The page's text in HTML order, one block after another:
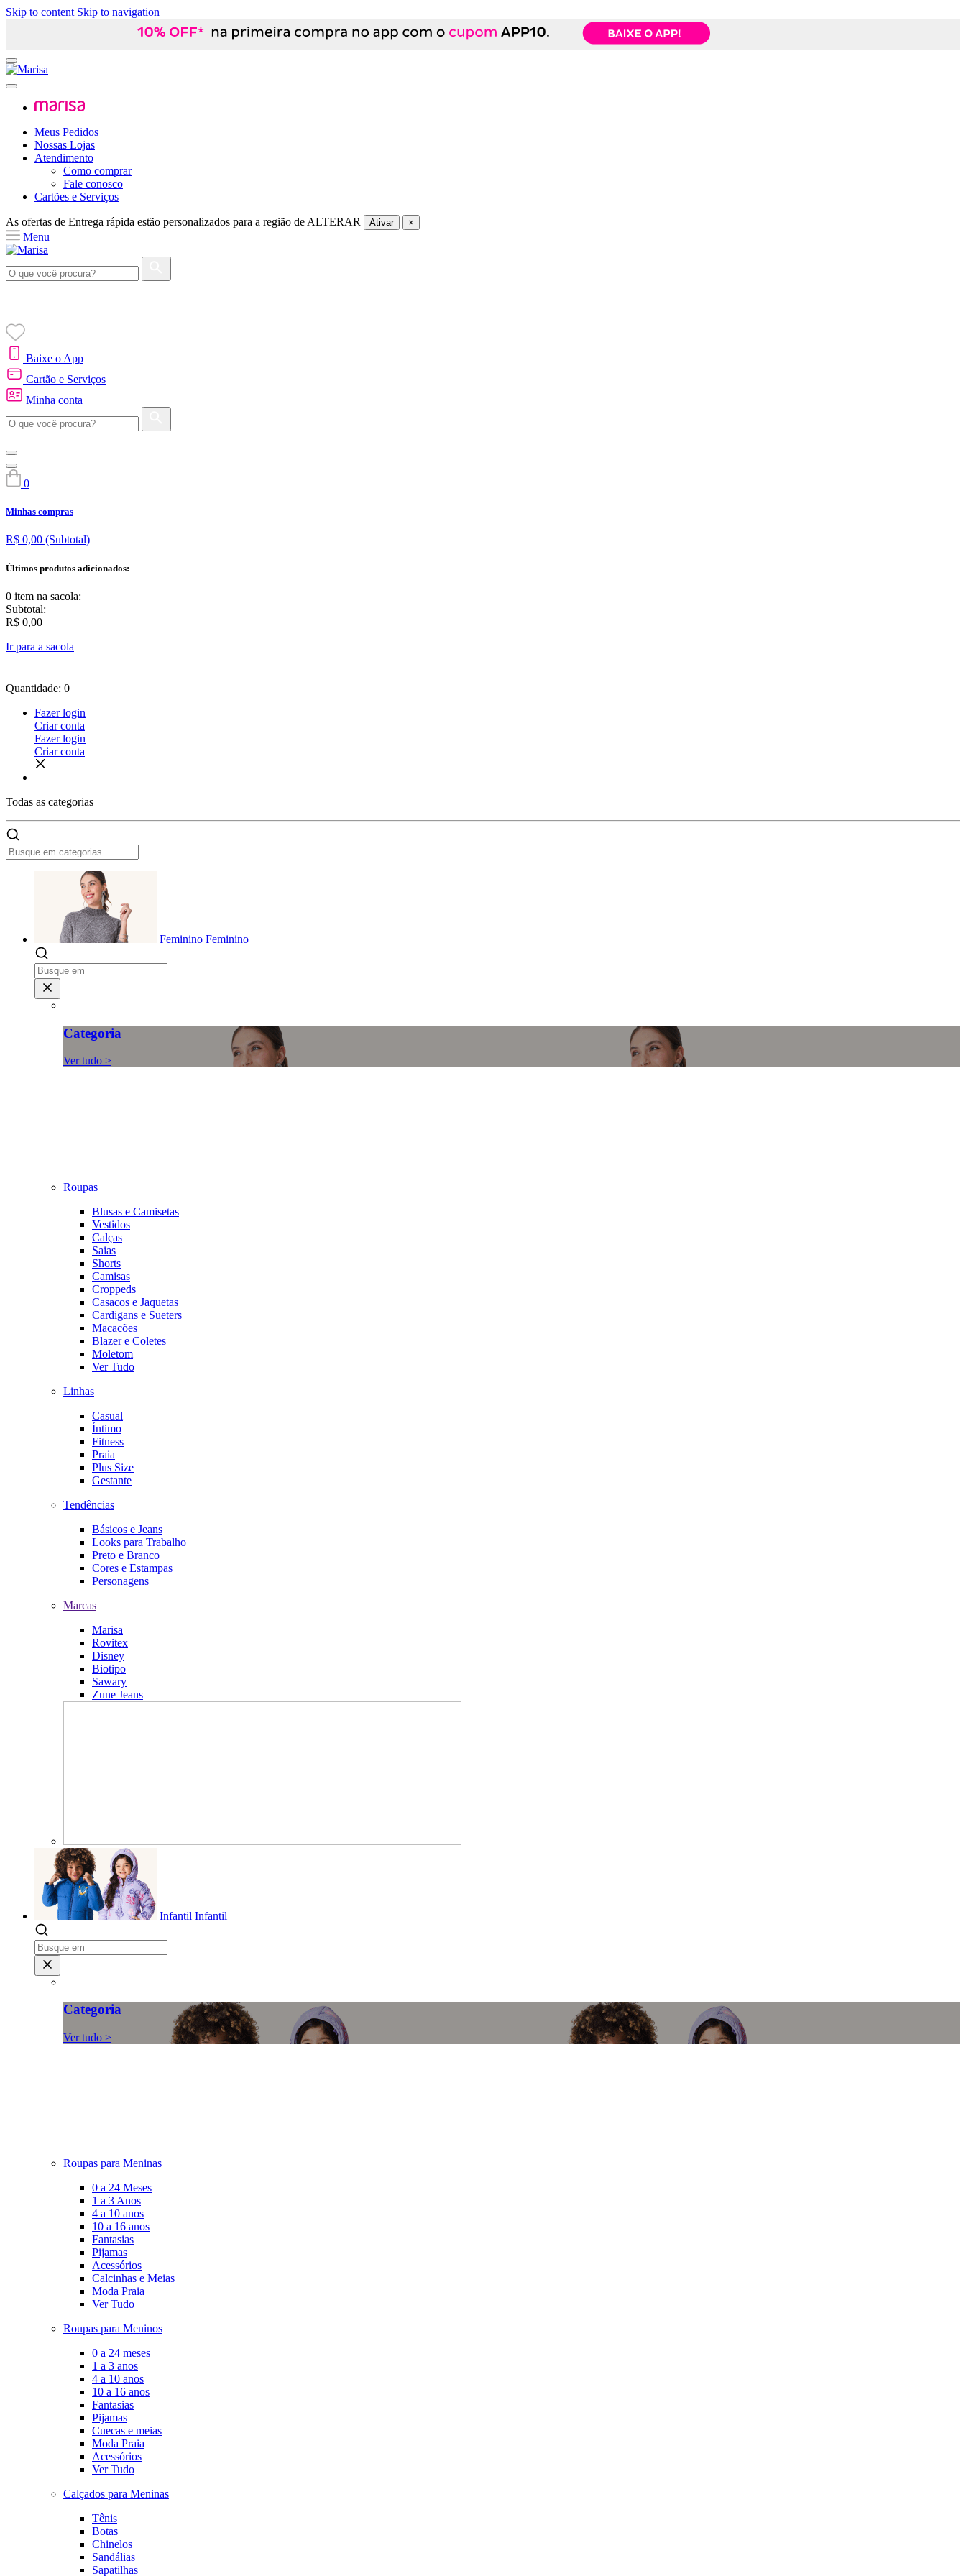
Skip to content Skip to navigation
Meus Pedidos
Nossas Lojas
Atendimento
Como comprar
Fale conosco
Cartões e Serviços
As ofertas de Entrega rápida estão personalizados para a região de ALTERAR Ativar ×
Menu
Baixe o App
Cartão e Serviços
Minha conta
0
Minhas compras
R$ 0,00 (Subtotal)
Últimos produtos adicionados:
0 item na sacola:
Subtotal:
R$ 0,00
Ir para a sacola
Quantidade: 0
Fazer login
Criar conta
Fazer login
Criar conta
Todas as categorias
Feminino Feminino
Categoria
Ver tudo >
Roupas
Blusas e Camisetas
Vestidos
Calças
Saias
Shorts
Camisas
Croppeds
Casacos e Jaquetas
Cardigans e Sueters
Macacões
Blazer e Coletes
Moletom
Ver Tudo
Linhas
Casual
Íntimo
Fitness
Praia
Plus Size
Gestante
Tendências
Básicos e Jeans
Looks para Trabalho
Preto e Branco
Cores e Estampas
Personagens
Marcas
Marisa
Rovitex
Disney
Biotipo
Sawary
Zune Jeans
Infantil Infantil
Categoria
Ver tudo >
Roupas para Meninas
0 a 24 Meses
1 a 3 Anos
4 a 10 anos
10 a 16 anos
Fantasias
Pijamas
Acessórios
Calcinhas e Meias
Moda Praia
Ver Tudo
Roupas para Meninos
0 a 24 meses
1 a 3 anos
4 a 10 anos
10 a 16 anos
Fantasias
Pijamas
Cuecas e meias
Moda Praia
Acessórios
Ver Tudo
Calçados para Meninas
Tênis
Botas
Chinelos
Sandálias
Sapatilhas